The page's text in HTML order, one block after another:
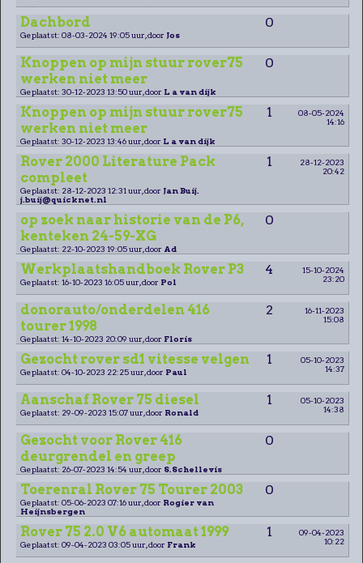
Dachbord 0
Geplaatst: 08-03-2024 19:05 uur, door Jos
Knoppen op mijn stuur rover75
werken niet meer
0
Geplaatst: 30-12-2023 13:50 uur, door L a van dijk
Knoppen op mijn stuur rover75
werken niet meer
1
08-05-2024
14:16
Geplaatst: 30-12-2023 13:46 uur, door L a van dijk
Rover 2000 Literature Pack
compleet
1
28-12-2023
20:42
Geplaatst: 28-12-2023 12:31 uur, door Jan Buij.
j.buij@quicknet.nl
op zoek naar historie van de P6,
kenteken 24-59-XG
0
Geplaatst: 22-10-2023 19:05 uur, door Ad
Werkplaatshandboek Rover P3 4
15-10-2024
23:20
Geplaatst: 16-10-2023 16:05 uur, door Pol
donorauto/onderdelen 416
tourer 1998
2
16-11-2023
15:08
Geplaatst: 14-10-2023 20:09 uur, door Floris
Gezocht rover sd1 vitesse velgen 1
05-10-2023
14:37
Geplaatst: 04-10-2023 22:25 uur, door Paul
Aanschaf Rover 75 diesel 1
05-10-2023
14:38
Geplaatst: 29-09-2023 15:07 uur, door Ronald
Gezocht voor Rover 416
deurgrendel en greep
0
Geplaatst: 26-07-2023 14:54 uur, door S.Schellevis
Toerenral Rover 75 Tourer 2003 0
Geplaatst: 05-06-2023 07:16 uur, door Rogier van
Heijnsbergen
Rover 75 2.0 V6 automaat 1999 1
09-04-2023
10:22
Geplaatst: 09-04-2023 03:05 uur, door Frank